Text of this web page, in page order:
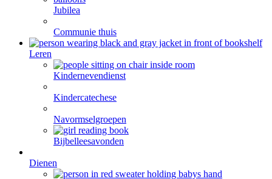
Jubilea
Communie thuis
Leren
Kindernevendienst
Kindercatechese
Navormselgroepen
Bijbelleesavonden
Dienen